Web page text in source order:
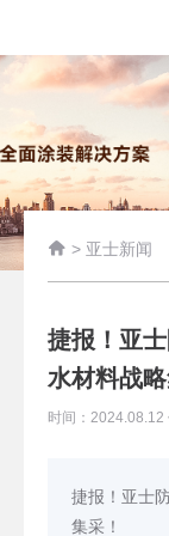
 > 亚士新闻
捷报！亚
水材料战略
时间：2024.08.12
捷报！亚士
集采！